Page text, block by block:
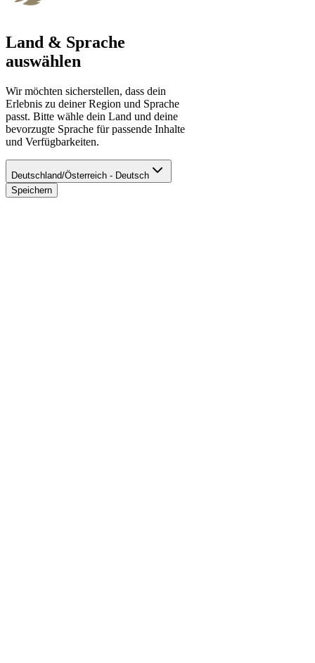
Land & Sprache
auswählen
Wir möchten sicherstellen, dass dein
Erlebnis zu deiner Region und Sprache
passt. Bitte wähle dein Land und deine
bevorzugte Sprache für passende Inhalte
und Verfügbarkeiten.
Deutschland/Österreich - Deutsch
Speichern